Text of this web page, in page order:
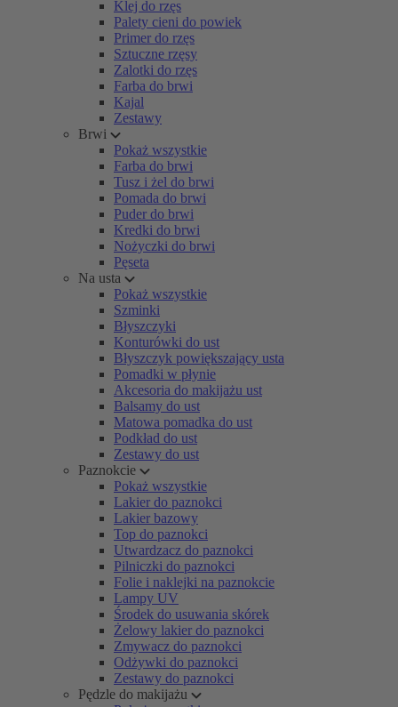
Klej do rzęs
Palety cieni do powiek
Primer do rzęs
Sztuczne rzęsy
Zalotki do rzęs
Farba do brwi
Kajal
Zestawy
Brwi
Pokaż wszystkie
Farba do brwi
Tusz i żel do brwi
Pomada do brwi
Puder do brwi
Kredki do brwi
Nożyczki do brwi
Pęseta
Na usta
Pokaż wszystkie
Szminki
Błyszczyki
Konturówki do ust
Błyszczyk powiększający usta
Pomadki w płynie
Akcesoria do makijażu ust
Balsamy do ust
Matowa pomadka do ust
Podkład do ust
Zestawy do ust
Paznokcie
Pokaż wszystkie
Lakier do paznokci
Lakier bazowy
Top do paznokci
Utwardzacz do paznokci
Pilniczki do paznokci
Folie i naklejki na paznokcie
Lampy UV
Środek do usuwania skórek
Żelowy lakier do paznokci
Zmywacz do paznokci
Odżywki do paznokci
Zestawy do paznokci
Pędzle do makijażu